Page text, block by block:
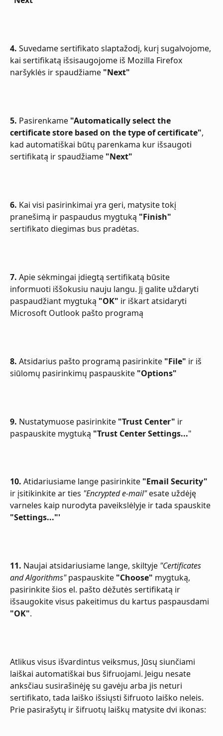
4. Suvedame sertifikato slaptažodį, kurį sugalvojome,
kai sertifikatą išsisaugojome iš Mozilla Firefox
naršyklės ir spaudžiame "Next"
5. Pasirenkame "Automatically select the
certificate store based on the type of certificate",
kad automatiškai būtų parenkama kur išsaugoti
sertifikatą ir spaudžiame "Next"
6. Kai visi pasirinkimai yra geri, matysite tokį
pranešimą ir paspaudus mygtuką "Finish"
sertifikato diegimas bus pradėtas.
7. Apie sėkmingai įdiegtą sertifikatą būsite
informuoti iššokusiu nauju langu. Jį galite uždaryti
paspaudžiant mygtuką "OK" ir iškart atsidaryti
Microsoft Outlook pašto programą
8. Atsidarius pašto programą pasirinkite "File" ir iš
siūlomų pasirinkimų paspauskite "Options"
9. Nustatymuose pasirinkite "Trust Center" ir
paspauskite mygtuką "Trust Center Settings..."
10. Atidariusiame lange pasirinkite "Email Security"
ir įsitikinkite ar ties "Encrypted e-mail" esate uždėję
varneles kaip nurodyta paveikslėlyje ir tada spauskite
"Settings..."'
11. Naujai atsidariusiame lange, skiltyje "Certificates
and Algorithms" paspauskite "Choose" mygtuką,
pasirinkite šios el. pašto dėžutės sertifikatą ir
išsaugokite visus pakeitimus du kartus paspausdami
"OK".
Atlikus visus išvardintus veiksmus, Jūsų siunčiami
laiškai automatiškai bus šifruojami. Jeigu nesate
anksčiau susirašinėję su gavėju arba jis neturi
sertifikato, tada laiško išsiųsti šifruoto laiško neleis.
Prie pasirašytų ir šifruotų laiškų matysite dvi ikonas: